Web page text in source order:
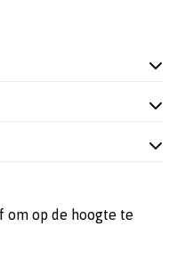
om op de hoogte te